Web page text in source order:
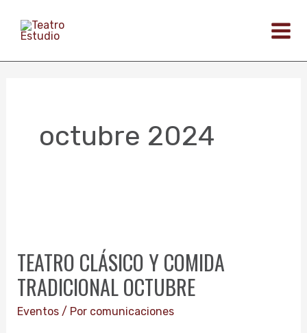
octubre 2024
TEATRO CLÁSICO Y COMIDA
TRADICIONAL OCTUBRE
Eventos/ Por comunicaciones
COMIDA
TRADICIONAL